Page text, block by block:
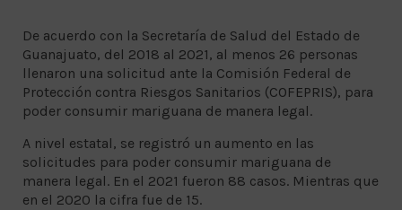
De acuerdo con la Secretaría de Salud del Estado de
Guanajuato, del 2018 al 2021, al menos 26 personas
llenaron una solicitud ante la Comisión Federal de
Protección contra Riesgos Sanitarios (COFEPRIS), para
poder consumir mariguana de manera legal.
A nivel estatal, se registró un aumento en las
solicitudes para poder consumir mariguana de
manera legal. En el 2021 fueron 88 casos. Mientras que
en el 2020 la cifra fue de 15.